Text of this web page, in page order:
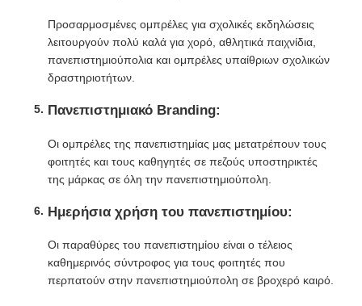
Προσαρμοσμένες ομπρέλες για σχολικές εκδηλώσεις
λειτουργούν πολύ καλά για χορό, αθλητικά παιχνίδια,
πανεπιστημιούπολια και ομπρέλες υπαίθριων σχολικών
δραστηριοτήτων.
Πανεπιστημιακό Branding:
Οι ομπρέλες της πανεπιστημίας μας μετατρέπουν τους
φοιτητές και τους καθηγητές σε πεζούς υποστηρικτές
της μάρκας σε όλη την πανεπιστημιούπολη.
Ημερήσια χρήση του πανεπιστημίου:
Οι παραθύρες του πανεπιστημίου είναι ο τέλειος
καθημερινός σύντροφος για τους φοιτητές που
περπατούν στην πανεπιστημιούπολη σε βροχερό καιρό.